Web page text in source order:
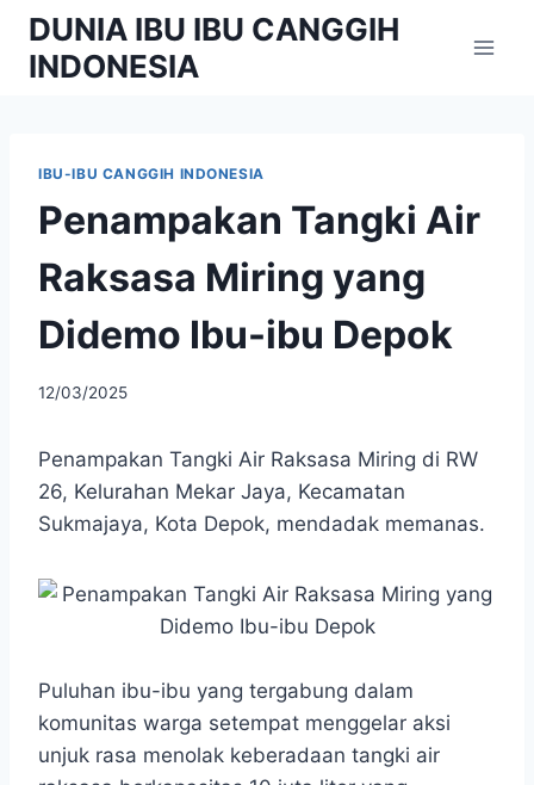
Skip
content
DUNIA IBU IBU CANGGIH
INDONESIA
IBU-IBU CANGGIH INDONESIA
Penampakan Tangki Air
Raksasa Miring yang
Didemo Ibu-ibu Depok
By
12/03/2025
Penampakan Tangki Air Raksasa Miring di RW
26, Kelurahan Mekar Jaya, Kecamatan
Sukmajaya, Kota Depok, mendadak memanas.
Puluhan ibu-ibu yang tergabung dalam
komunitas warga setempat menggelar aksi
unjuk rasa menolak keberadaan tangki air